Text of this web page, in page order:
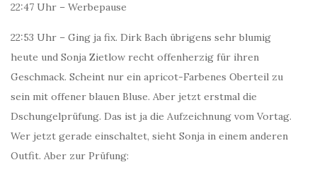
22:47 Uhr – Werbepause
22:53 Uhr – Ging ja fix. Dirk Bach übrigens sehr blumig
heute und Sonja Zietlow recht offenherzig für ihren
Geschmack. Scheint nur ein apricot-Farbenes Oberteil zu
sein mit offener blauen Bluse. Aber jetzt erstmal die
Dschungelprüfung. Das ist ja die Aufzeichnung vom Vortag.
Wer jetzt gerade einschaltet, sieht Sonja in einem anderen
Outfit. Aber zur Prüfung: